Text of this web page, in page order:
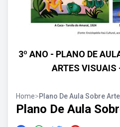
3º ANO - PLANO DE
ARTES
Home>Plano De Aula Sobre
Plano De Aula